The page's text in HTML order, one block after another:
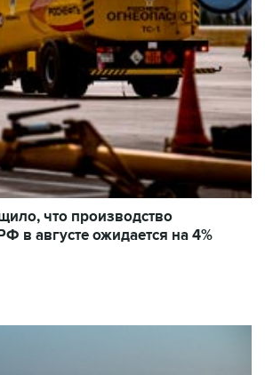
что производство
в августе ожидается на 4%